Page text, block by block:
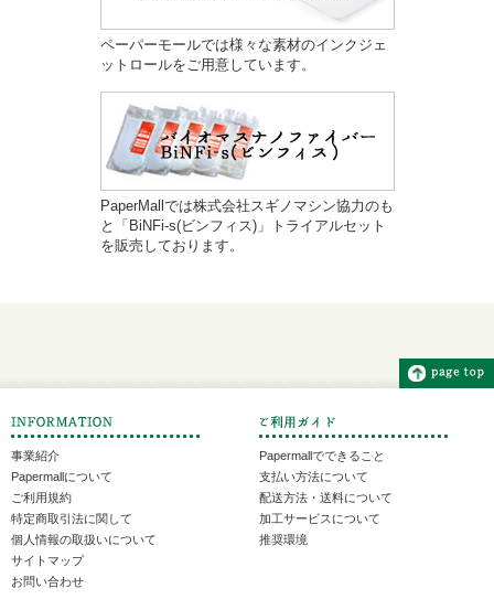
ペーパーモールでは様々な素材のインクジェ
ットロールをご用意しています。
PaperMallでは株式会社スギノマシン協力のも
と「BiNFi-s(ビンフィス)」トライアルセット
を販売しております。
事業紹介
Papermallについて
ご利用規約
特定商取引法に関して
個人情報の取扱いについて
サイトマップ
お問い合わせ
Papermallでできること
支払い方法について
配送方法・送料について
加工サービスについて
推奨環境